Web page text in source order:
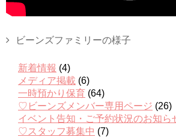
ビーンズファミリーの様子
新着情報 (4)
メディア掲載 (6)
一時預かり保育 (64)
♡ビーンズメンバー専用ページ (26)
イベント告知・ご予約状況のお知ら
♡スタッフ募集中 (7)